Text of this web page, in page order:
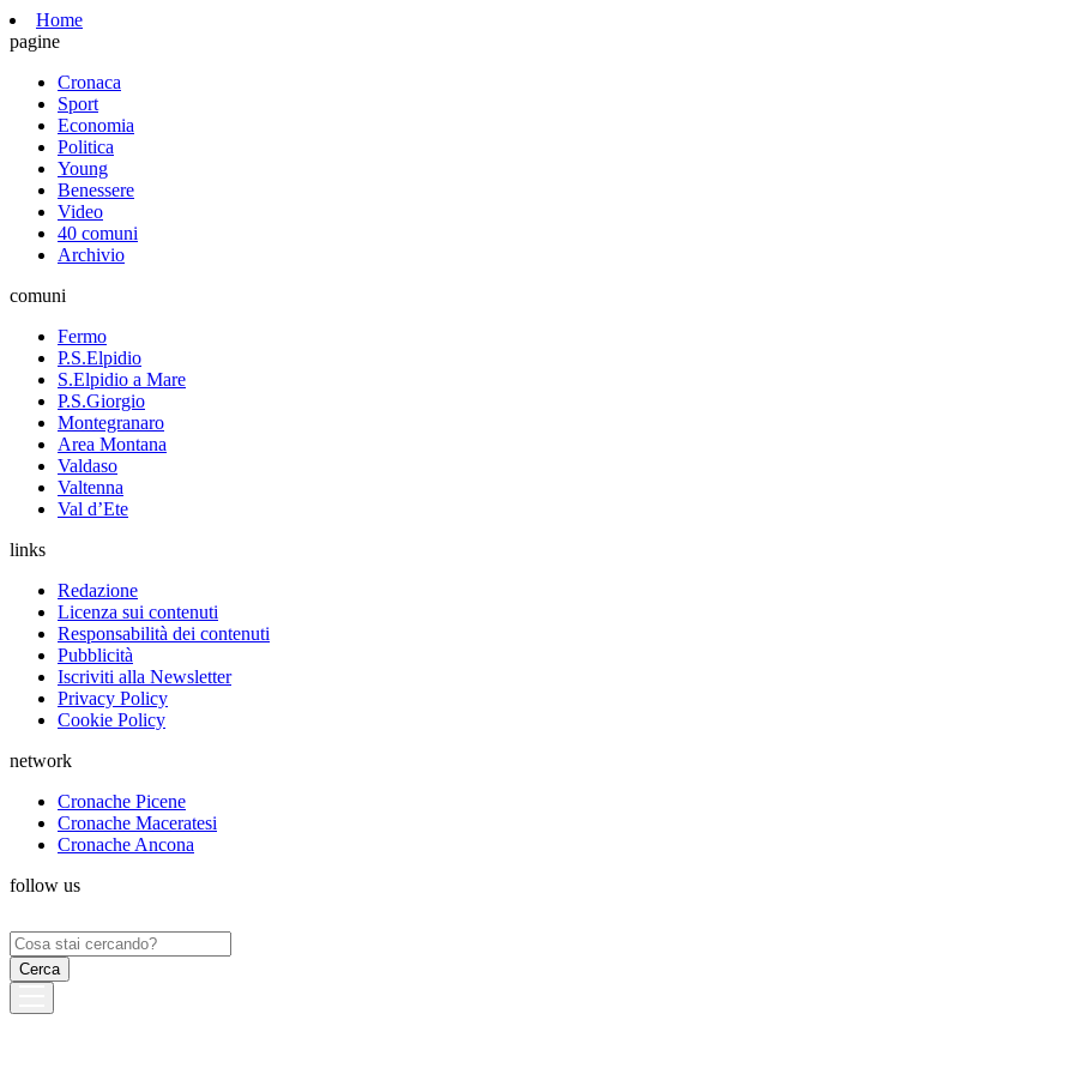
Home
pagine
Cronaca
Sport
Economia
Politica
Young
Benessere
Video
40 comuni
Archivio
comuni
Fermo
P.S.Elpidio
S.Elpidio a Mare
P.S.Giorgio
Montegranaro
Area Montana
Valdaso
Valtenna
Val d’Ete
links
Redazione
Licenza sui contenuti
Responsabilità dei contenuti
Pubblicità
Iscriviti alla Newsletter
Privacy Policy
Cookie Policy
network
Cronache Picene
Cronache Maceratesi
Cronache Ancona
follow us
Ricerca
per: